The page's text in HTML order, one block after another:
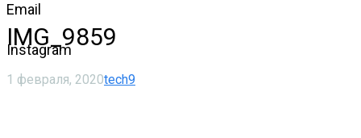
Email
Instagram
IMG_9859
1 февраля, 2020tech9